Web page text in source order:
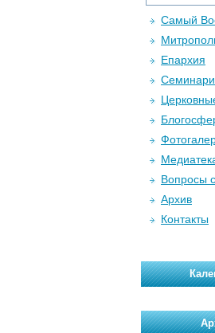
Самый
Епархия
Вопросы
Архив
Контакты